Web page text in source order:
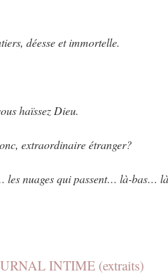
déesse et immortelle.
haïssez Dieu.
extraordinaire étranger?
les nuages qui passent… là-bas…
INTIME (extraits)